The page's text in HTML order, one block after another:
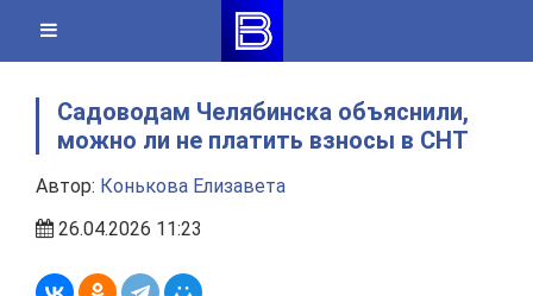
content
Садоводам Челябинска объяснили,
можно ли не платить взносы в СНТ
Автор: Конькова Елизавета
26.04.2026 11:23